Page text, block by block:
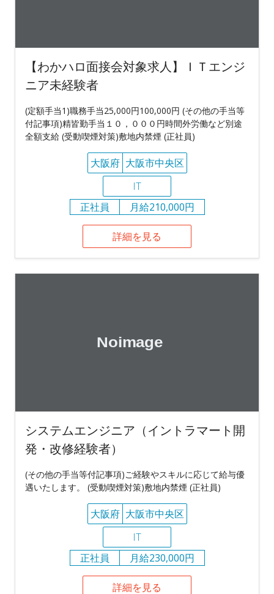
【わかハロ面接会対象求人】ＩＴエンジ
ニア未経験者
(定額手当1)職務手当25,000円100,000円 (その他の手当等
付記事項)精皆勤手当１０，０００円時間外労働など別途
全額支給 (受動喫煙対策)敷地内禁煙 (正社員)
大阪府 大阪市中央区
IT
正社員
月給210,000円
詳細を見る
システムエンジニア（イントラマート開
発・改修経験者）
(その他の手当等付記事項)ご経験やスキルに応じて給与優
遇いたします。 (受動喫煙対策)敷地内禁煙 (正社員)
大阪府 大阪市中央区
IT
正社員
月給230,000円
詳細を見る